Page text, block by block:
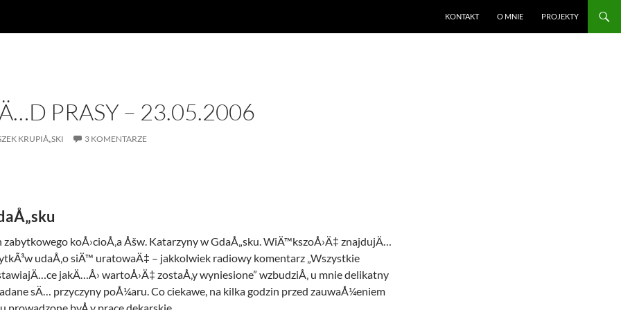
KONTAKT O MNIE PROJEKTY
PRASY – 23.05.2006
KRUPIÅ„SKI 3 KOMENTARZE
zabytkowego koÅ›cioÅ‚a Åšw. Katarzyny w GdaÅ„sku. WiÄ™kszoÅ›Ä‡ znajdujÄ…
udaÅ‚o siÄ™ uratowaÄ‡ – jakkolwiek radiowy komentarz „Wszystkie
jakÄ…Å› wartoÅ›Ä‡ zostaÅ‚y wyniesione” wzbudziÅ‚ u mnie delikatny
sÄ… przyczyny poÅ¼aru. Co ciekawe, na kilka godzin przed zauwaÅ¼eniem